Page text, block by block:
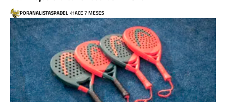
PORANALISTASPADEL HACE 7 MESES